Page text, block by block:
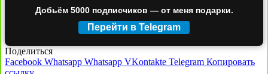
Добьём 5000 подписчиков — от меня подарки.
Перейти в Telegram
Поделиться
Facebook Whatsapp Whatsapp VKontakte Telegram Копировать